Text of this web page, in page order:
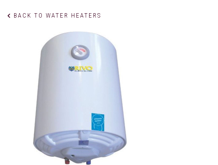
BACK TO WATER HEATERS